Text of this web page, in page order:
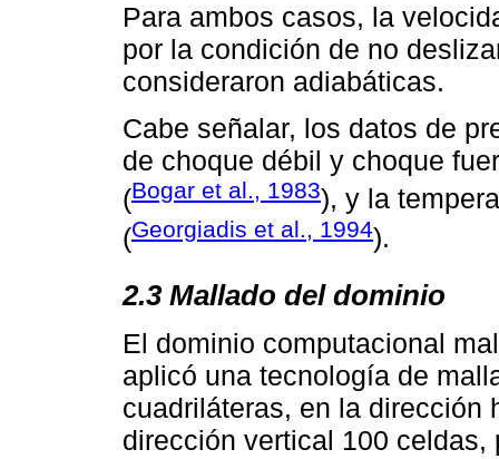
Para ambos casos, la
por la condición de no
consideraron adiabáticas.
Cabe señalar, los datos de
de choque débil y choque
(Bogar et al., 1983), y la
(Georgiadis et al., 1994).
2.3 Mallado del dominio
El dominio computacional
aplicó una tecnología de
cuadriláteras, en la dirección
dirección vertical 100